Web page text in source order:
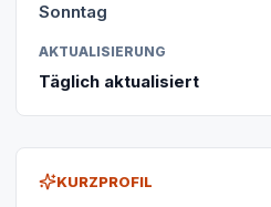
KURZPROFIL
Sonntag
AKTUALISIERUNG
Täglich aktualisiert